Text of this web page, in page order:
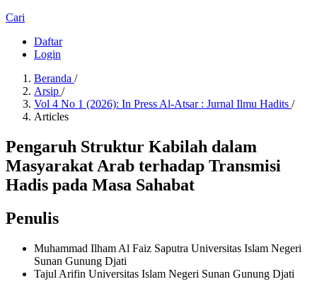
Cari
Daftar
Login
Beranda /
Arsip /
Vol 4 No 1 (2026): In Press Al-Atsar : Jurnal Ilmu Hadits /
Articles
Pengaruh Struktur Kabilah dalam
Masyarakat Arab terhadap Transmisi
Hadis pada Masa Sahabat
Penulis
Muhammad Ilham Al Faiz Saputra Universitas Islam Negeri
Sunan Gunung Djati
Tajul Arifin Universitas Islam Negeri Sunan Gunung Djati